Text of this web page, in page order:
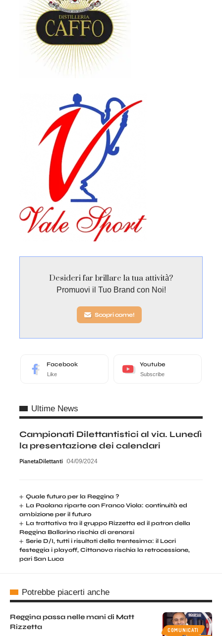
Desideri far brillare la tua attività?
Promuovi il Tuo Brand con Noi!
Scopri come!
Facebook
Like
Youtube
Subscribe
Ultime News
Campionati Dilettantistici al via. Lunedì
la presentazione dei calendari
PianetaDilettanti 04/09/2024
Quale futuro per la Reggina ?
La Paolana riparte con Franco Viola: continuità ed
ambizione per il futuro
La trattativa tra il gruppo Rizzetta ed il patron della
Reggina Ballarino rischia di arenarsi
Serie D/I, tutti i risultati della trentesima: il Locri
festeggia i playoff, Cittanova rischia la retrocessione,
pari San Luca
Potrebbe piacerti anche
COMUNICATI
Reggina passa nelle mani di Matt
Rizzetta